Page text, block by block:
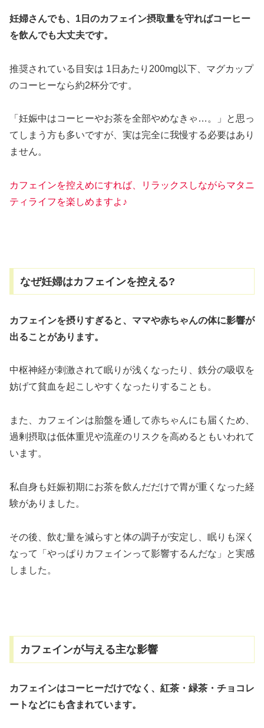
妊婦さんでも、1日のカフェイン摂取量を守ればコーヒー
を飲んでも大丈夫です。
推奨されている目安は 1日あたり200mg以下、マグカップ
のコーヒーなら約2杯分です。
「妊娠中はコーヒーやお茶を全部やめなきゃ…。」と思っ
てしまう方も多いですが、実は完全に我慢する必要はあり
ません。
カフェインを控えめにすれば、リラックスしながらマタニ
ティライフを楽しめますよ♪
なぜ妊婦はカフェインを控える?
カフェインを摂りすぎると、ママや赤ちゃんの体に影響が
出ることがあります。
中枢神経が刺激されて眠りが浅くなったり、鉄分の吸収を
妨げて貧血を起こしやすくなったりすることも。
また、カフェインは胎盤を通して赤ちゃんにも届くため、
過剰摂取は低体重児や流産のリスクを高めるともいわれて
います。
私自身も妊娠初期にお茶を飲んだだけで胃が重くなった経
験がありました。
その後、飲む量を減らすと体の調子が安定し、眠りも深く
なって「やっぱりカフェインって影響するんだな」と実感
しました。
カフェインが与える主な影響
カフェインはコーヒーだけでなく、紅茶・緑茶・チョコレ
ートなどにも含まれています。